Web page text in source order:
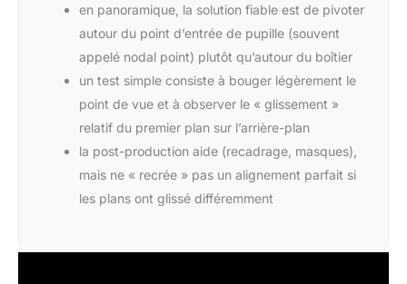
en panoramique, la solution fiable est de pivoter
autour du point d’entrée de pupille (souvent
appelé nodal point) plutôt qu’autour du boîtier
un test simple consiste à bouger légèrement le
point de vue et à observer le « glissement »
relatif du premier plan sur l’arrière-plan
la post-production aide (recadrage, masques),
mais ne « recrée » pas un alignement parfait si
les plans ont glissé différemment